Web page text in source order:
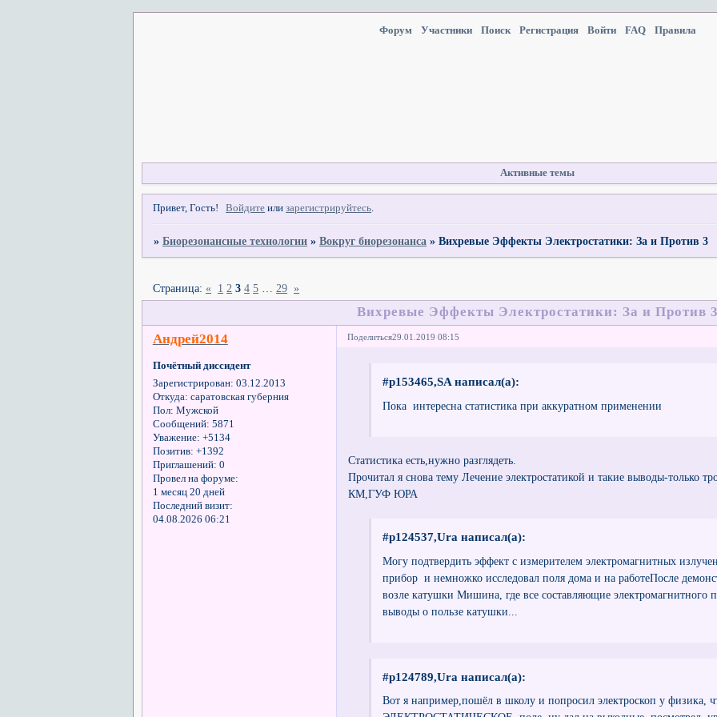
Форум Участники Поиск Регистрация Войти FAQ Правила
Активные темы
Привет, Гость! Войдите илизарегистрируйтесь.
»Биорезонансные технологии »Вокруг биорезонанса »Вихревые Эффекты Электростатики: За и Против 3
Вихревые Эффекты Электростатики: За и Против
Страница: « 1 2 3 4 5 29 »
Поделиться29.01.2019 08:15
Андрей2014
Почётный диссидент
Зарегистрирован: 03.12.2013
Откуда: саратовская губерния
Пол: Мужской
Сообщений: 5871
Уважение: +5134
Позитив: +1392
Приглашений: 0
Провел на форуме:
1 месяц 20 дней
Последний визит:
04.08.2026 06:21
#p153465,SA написал(а):
Пока интересна статистика при аккуратном применении
Статистика есть,нужно разглядеть.
Прочитал я снова тему Лечение электростатикой и такие выводы-только
КМ,ГУФ ЮРА
#p124537,Ura написал(а):
Могу подтвердить эффект с измерителем электромагнитных
прибор и немножко исследовал поля дома и на работеПосле
возле катушки Мишина, где все составляющие электромагнитного
выводы о пользе катушки...
#p124789,Ura написал(а):
Вот я например,пошёл в школу и попросил электроскоп у физика,